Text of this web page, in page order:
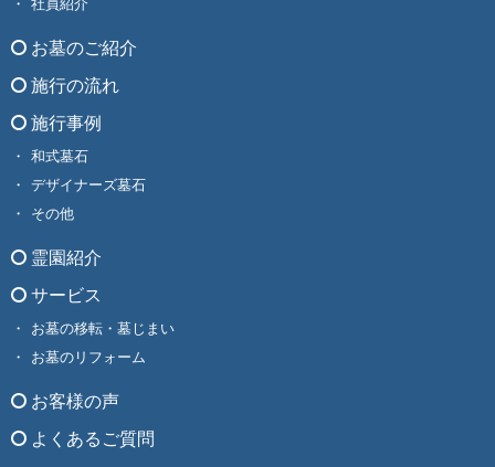
社員紹介
お墓のご紹介
施行の流れ
施行事例
和式墓石
デザイナーズ墓石
その他
霊園紹介
サービス
お墓の移転・墓じまい
お墓のリフォーム
お客様の声
よくあるご質問